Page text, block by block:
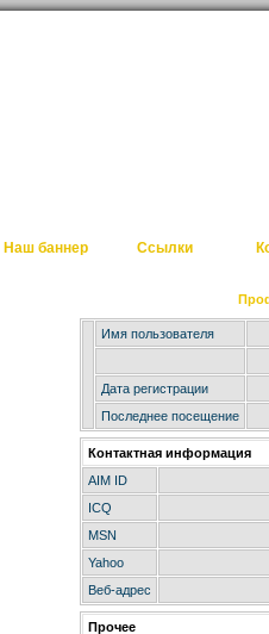
Наш баннер Ссылки
Имя пользователя
Дата регистрации
Последнее посещение
Контактная информация
AIM ID
ICQ
MSN
Yahoo
Веб-адрес
Прочее